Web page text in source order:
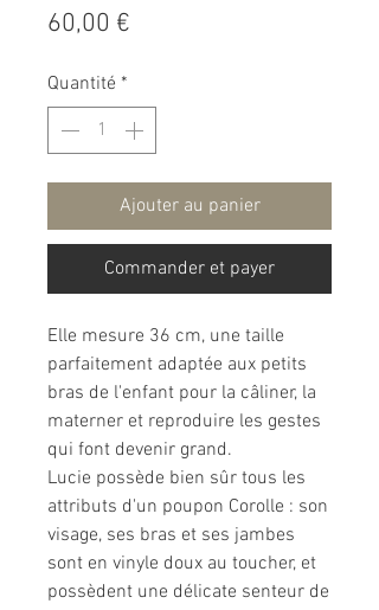
60,00 €
Quantité *
Ajouter au panier
Commander et payer
Elle mesure 36 cm, une taille
parfaitement adaptée aux petits
bras de l'enfant pour la câliner, la
materner et reproduire les gestes
qui font devenir grand.
Lucie possède bien sûr tous les
attributs d'un poupon Corolle : son
visage, ses bras et ses jambes
sont en vinyle doux au toucher, et
possèdent une délicate senteur de